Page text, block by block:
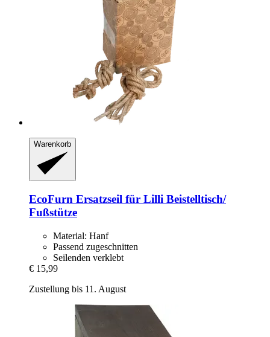
Warenkorb
EcoFurn Ersatzseil für Lilli Beistelltisch/
Fußstütze
Material: Hanf
Passend zugeschnitten
Seilenden verklebt
€ 15,99
Zustellung bis 11. August